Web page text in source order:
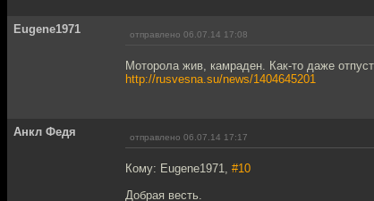
Eugene1971 отправлено 06.07.14 17:08
Моторола жив, камраден. Как-то даже
http://rusvesna.su/news/1404645201
Анкл Федя отправлено 06.07.14 17:17
Кому: Eugene1971, #10
Добрая весть.